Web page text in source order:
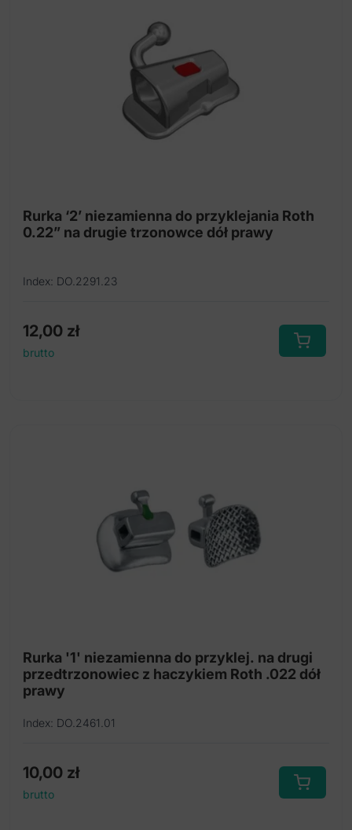
Rurka ‘2’ niezamienna do przyklejania Roth
0.22” na drugie trzonowce dół prawy
Index: DO.2291.23
12,00 zł
brutto
Rurka '1' niezamienna do przyklej. na drugi
przedtrzonowiec z haczykiem Roth .022 dół
prawy
Index: DO.2461.01
10,00 zł
brutto